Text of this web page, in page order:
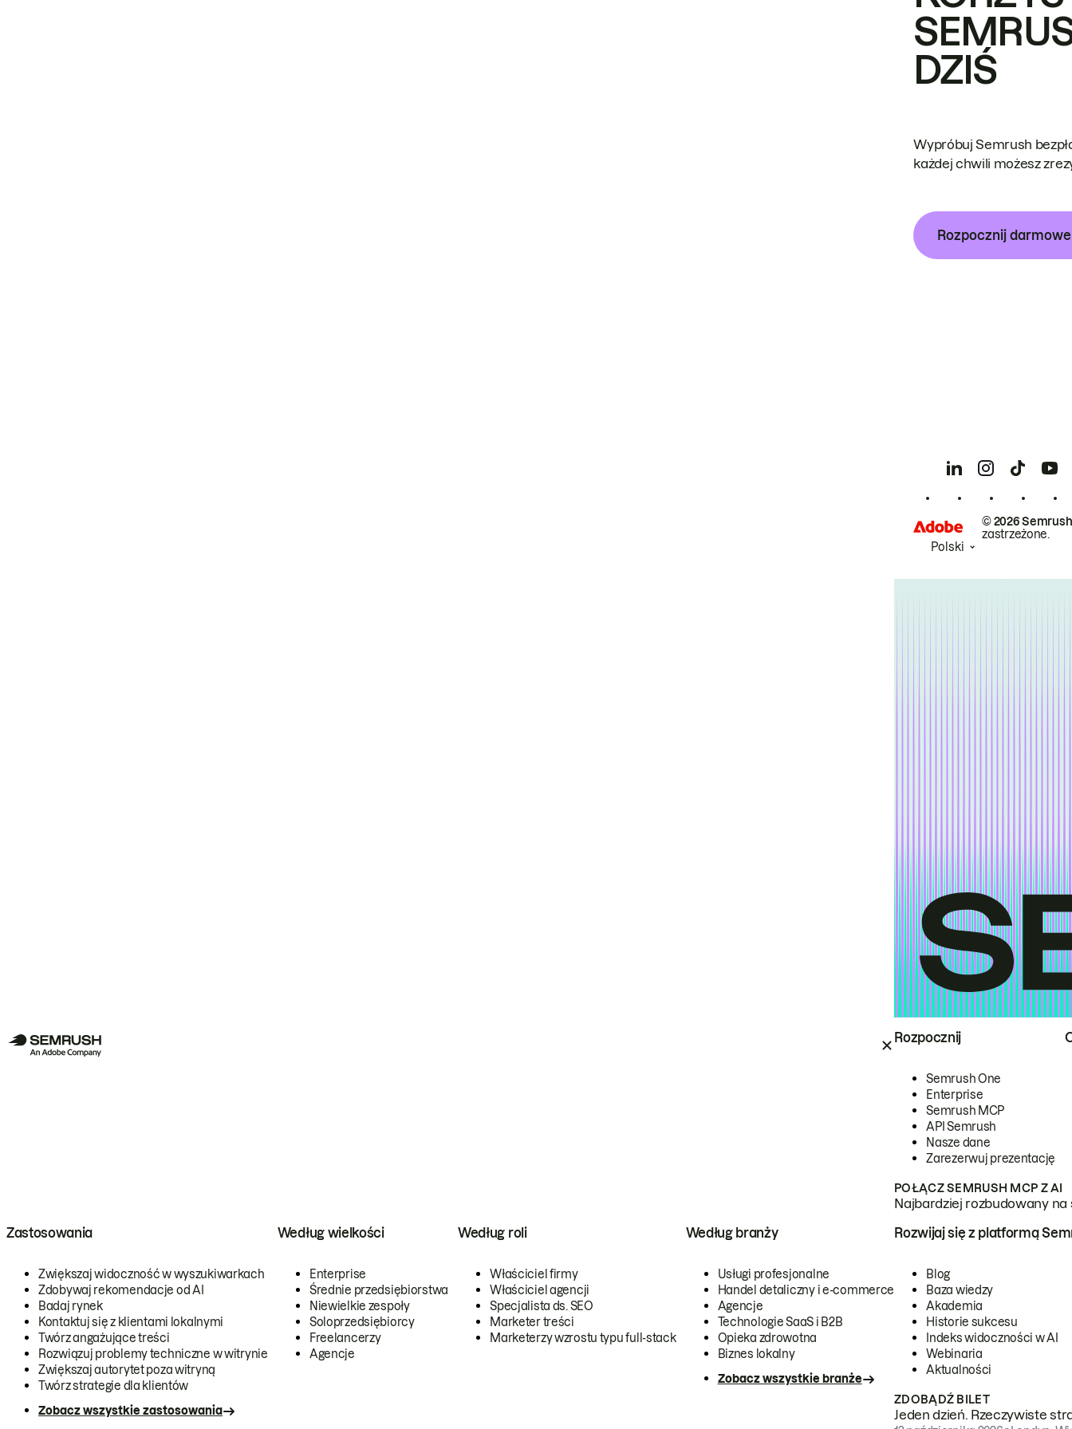
Rozpocznij
Semrush One
Enterprise
Semrush MCP
API Semrush
Nasze dane
Zarezerwuj prezentację
POŁĄCZ SEMRUSH MCP Z AI
Najbardziej rozbudowany
Zastosowania
Zwiększaj widoczność w wyszukiwarkach
Zdobywaj rekomendacje od AI
Badaj rynek
Kontaktuj się z klientami lokalnymi
Twórz angażujące treści
Rozwiązuj problemy techniczne w witrynie
Zwiększaj autorytet poza witryną
Twórz strategie dla klientów
Zobacz wszystkie zastosowania
Według wielkości
Enterprise
Średnie przedsiębiorstwa
Niewielkie zespoły
Soloprzedsiębiorcy
Freelancerzy
Agencje
Według roli
Właściciel firmy
Właściciel agencji
Specjalista ds. SEO
Marketer treści
Marketerzy wzrostu typu full-stack
Według branży
Usługi profesjonalne
Handel detaliczny i e-commerce
Agencje
Technologie SaaS i B2B
Opieka zdrowotna
Biznes lokalny
Zobacz wszystkie branże
Rozwijaj się z platformą
Blog
Baza wiedzy
Akademia
Historie sukcesu
Indeks widoczności w AI
Webinaria
Aktualności
ZDOBĄDŹ BILET
Jeden dzień. Rzeczywiste
DZIŚ
Wypróbuj Semrush
każdej chwili możesz
Rozpocznij
© 2026
zastrzeżone.
Polski